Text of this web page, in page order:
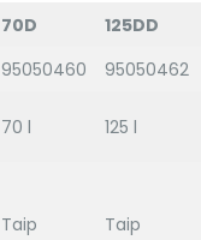
70D 125DD
95050460 95050462
70 l 125 l
Taip Taip